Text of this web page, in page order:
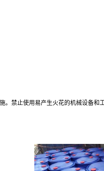
禁止使用易产生火花的机械设备和